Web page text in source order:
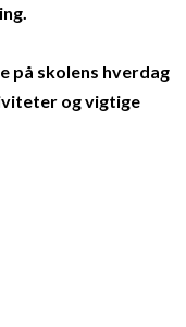
på skolens hverdag
og vigtige